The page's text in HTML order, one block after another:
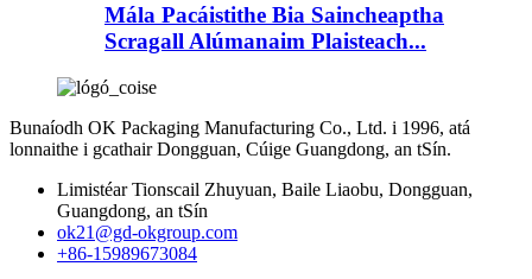
Mála Pacáistithe Bia Saincheaptha
Scragall Alúmanaim Plaisteach...
Bunaíodh OK Packaging Manufacturing Co., Ltd. i 1996, atá
lonnaithe i gcathair Dongguan, Cúige Guangdong, an tSín.
Limistéar Tionscail Zhuyuan, Baile Liaobu, Dongguan,
Guangdong, an tSín
ok21@gd-okgroup.com
+86-15989673084